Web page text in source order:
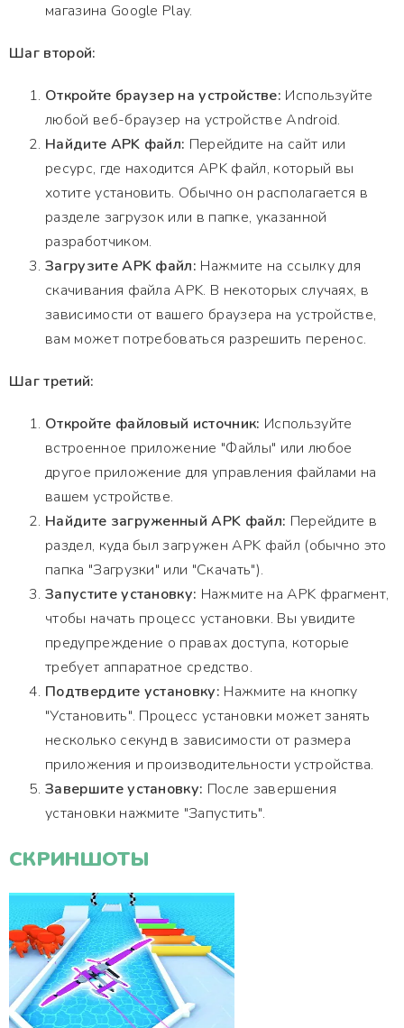
магазина Google Play.
Шаг второй:
Откройте браузер на устройстве: Используйте
любой веб-браузер на устройстве Android.
Найдите APK файл: Перейдите на сайт или
ресурс, где находится APK файл, который вы
хотите установить. Обычно он располагается в
разделе загрузок или в папке, указанной
разработчиком.
Загрузите APK файл: Нажмите на ссылку для
скачивания файла APK. В некоторых случаях, в
зависимости от вашего браузера на устройстве,
вам может потребоваться разрешить перенос.
Шаг третий:
Откройте файловый источник: Используйте
встроенное приложение "Файлы" или любое
другое приложение для управления файлами на
вашем устройстве.
Найдите загруженный APK файл: Перейдите в
раздел, куда был загружен APK файл (обычно это
папка "Загрузки" или "Скачать").
Запустите установку: Нажмите на APK фрагмент,
чтобы начать процесс установки. Вы увидите
предупреждение о правах доступа, которые
требует аппаратное средство.
Подтвердите установку: Нажмите на кнопку
"Установить". Процесс установки может занять
несколько секунд в зависимости от размера
приложения и производительности устройства.
Завершите установку: После завершения
установки нажмите "Запустить".
СКРИНШОТЫ